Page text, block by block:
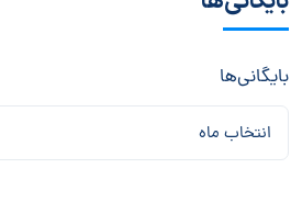
بایگانی‌ها
انتخاب ماه